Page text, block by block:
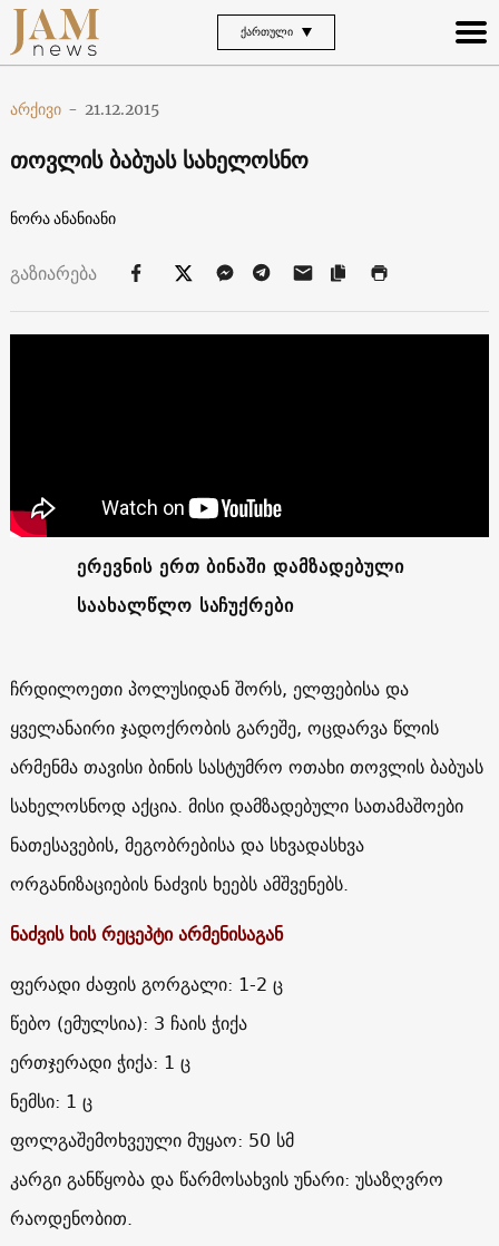
ᲥᲐᲠᲗᲣᲚᲘ
არქივი - 21.12.2015
თოვლის ბაბუას სახელოსნო
ნორა ანანიანი
გაზიარება
ერევნის ერთ ბინაში დამზადებული
საახალწლო საჩუქრები
ჩრდილოეთი პოლუსიდან შორს, ელფებისა და
ყველანაირი ჯადოქრობის გარეშე, ოცდარვა წლის
არმენმა თავისი ბინის სასტუმრო ოთახი თოვლის ბაბუას
სახელოსნოდ აქცია. მისი დამზადებული სათამაშოები
ნათესავების, მეგობრებისა და სხვადასხვა
ორგანიზაციების ნაძვის ხეებს ამშვენებს.
ნაძვის ხის რეცეპტი არმენისაგან
ფერადი ძაფის გორგალი: 1-2 ც
წებო (ემულსია): 3 ჩაის ჭიქა
ერთჯერადი ჭიქა: 1 ც
ნემსი: 1 ც
ფოლგაშემოხვეული მუყაო: 50 სმ
კარგი განწყობა და წარმოსახვის უნარი: უსაზღვრო
რაოდენობით.